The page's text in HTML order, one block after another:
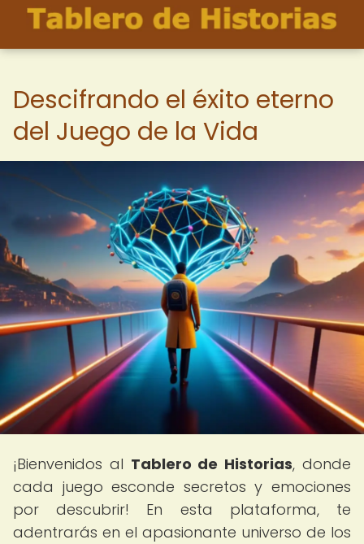
Descifrando el éxito eterno
del Juego de la Vida
¡Bienvenidos al Tablero de Historias, donde
cada juego esconde secretos y emociones
por descubrir! En esta plataforma, te
adentrarás en el apasionante universo de los